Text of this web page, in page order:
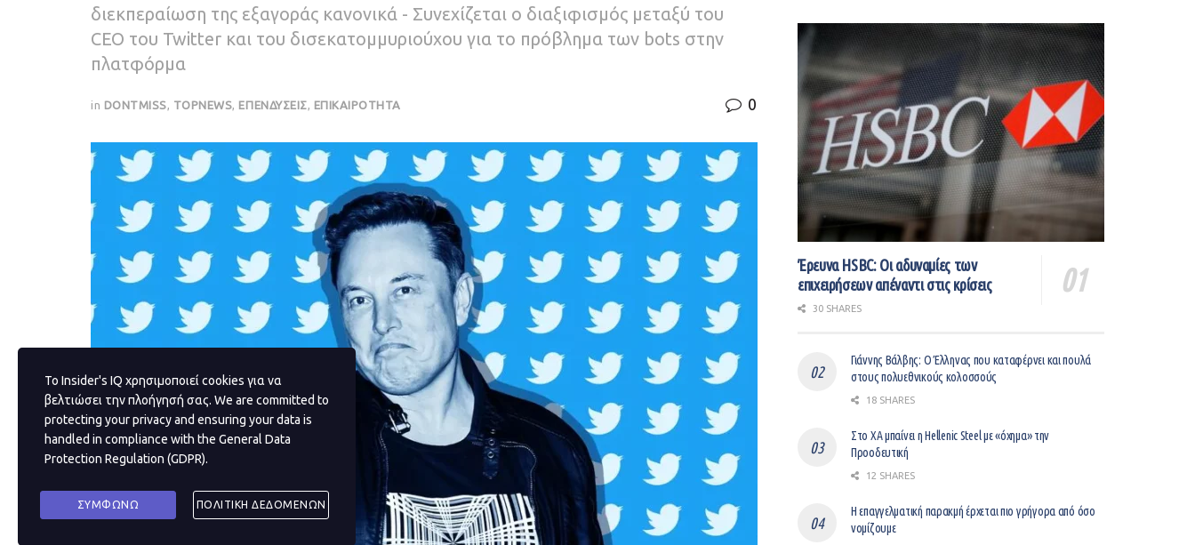
διεκπεραίωση της εξαγοράς κανονικά - Συνεχίζεται ο διαξιφισμός μεταξύ του
CEO του Twitter και του δισεκατομμυριούχου για το πρόβλημα των bots στην
πλατφόρμα
in DONTMISS TOPNEWS ΕΠΕΝΔΥΣΕΙΣ ΕΠΙΚΑΙΡΟΤΗΤΑ 0
Έρευνα HSBC: Οι αδυναμίες των
επιχειρήσεων απέναντι στις κρίσεις
30 SHARES
Γιάννης Βάλβης: O Έλληνας που καταφέρνει και πουλά
στους πολυεθνικούς κολοσσούς
18 SHARES
Στο ΧΑ μπαίνει η Hellenic Steel με «όχημα» την
Προοδευτική
12 SHARES
Η επαγγελματική παρακμή έρχεται πιο γρήγορα από όσο
νομίζουμε
Το Insider's IQ χρησιμοποιεί cookies για να
βελτιώσει την πλοήγησή σας. We are committed to
protecting your privacy and ensuring your data is
handled in compliance with the General Data
Protection Regulation (GDPR).
ΣΥΜΦΩΝΩ ΠΟΛΙΤΙΚΗ ΔΕΔΟΜΕΝΩΝ